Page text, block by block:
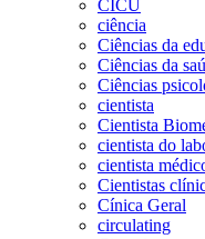
CICU
ciência
Ciências da
Ciências da
Ciências
cientista
Cientista
cientista do
cientista
Cientistas
Cínica Geral
circulating